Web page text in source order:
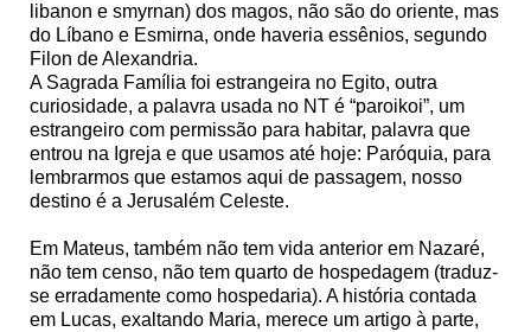
libanon e smyrnan) dos magos, não são do oriente, mas
do Líbano e Esmirna, onde haveria essênios, segundo
Filon de Alexandria.
A Sagrada Família foi estrangeira no Egito, outra
curiosidade, a palavra usada no NT é “paroikoi”, um
estrangeiro com permissão para habitar, palavra que
entrou na Igreja e que usamos até hoje: Paróquia, para
lembrarmos que estamos aqui de passagem, nosso
destino é a Jerusalém Celeste.
Em Mateus, também não tem vida anterior em Nazaré,
não tem censo, não tem quarto de hospedagem (traduz-
se erradamente como hospedaria). A história contada
em Lucas, exaltando Maria, merece um artigo à parte,